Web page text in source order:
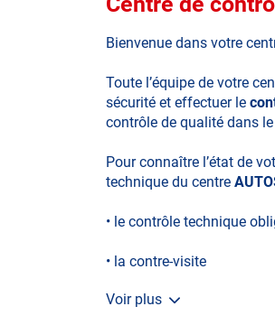
Bienvenue dans votre
Toute l’équipe de votre
sécurité et effectuer le
contrôle de qualité dans
Pour connaître l’état de
technique du centre
• le contrôle technique
• la contre-visite
• le contrôle pollution
Voir plus